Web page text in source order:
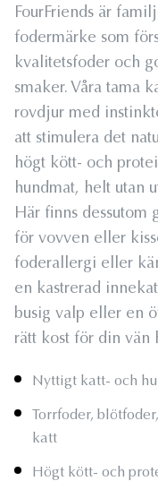
FourFriends är
fodermärke som
kvalitetsfoder och
smaker. Våra tama
rovdjur med
att stimulera det
högt kött- och
hundmat, helt utan
Här finns dessutom
för vovven eller
foderallergi eller
en kastrerad
busig valp eller en
rätt kost för din vän
Nyttigt katt- och
Torrfoder,
katt
Högt kött- och